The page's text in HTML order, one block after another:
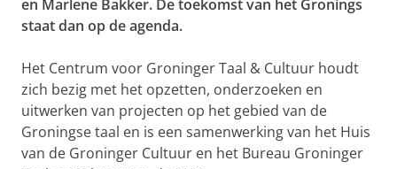
en Marlene Bakker. De toekomst van het Gronings
staat dan op de agenda.
Het Centrum voor Groninger Taal & Cultuur houdt
zich bezig met het opzetten, onderzoeken en
uitwerken van projecten op het gebied van de
Groningse taal en is een samenwerking van het Huis
van de Groninger Cultuur en het Bureau Groninger